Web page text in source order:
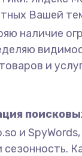
Вашей
наличие
и
и